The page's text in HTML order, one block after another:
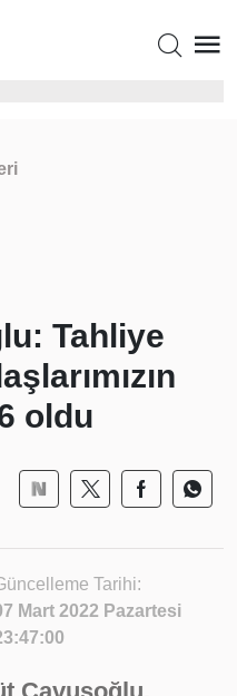
Tahliye
oldu
Tarihi:
Mart 2022 Pazartesi